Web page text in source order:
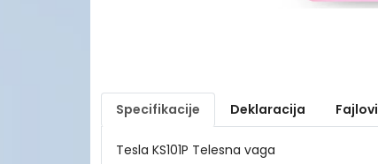
Specifikacije Deklaracija Fajlovi
Tesla KS101P Telesna vaga